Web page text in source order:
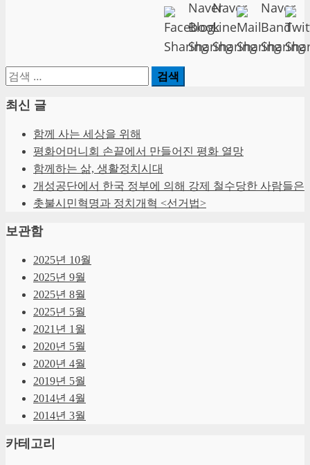
검
최신 글
함께 사는 세상을 위해
평화어머니회 손끝에서 만들어진 평화 열망
함께하는 삶, 생활정치시대
개성공단에서 한국 정부에 의해 강제 철수당한 사람들은
촛불시민혁명과 정치개혁 <선거법>
보관함
2025년 10월
2025년 9월
2025년 8월
2025년 5월
2021년 1월
2020년 5월
2020년 4월
2019년 5월
2014년 4월
2014년 3월
카테고리